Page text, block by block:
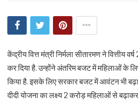
केंद्रीय वित्त मंत्री निर्मला सीतारमण ने वित्तीय
कर दिया है. उन्होंने अंतरिम बजट में महिलाओं के
किया है. इसके लिए सरकार बजट में आवंटन भी
दीदी योजना का लक्ष्य 2 करोड़ महिलाओं से